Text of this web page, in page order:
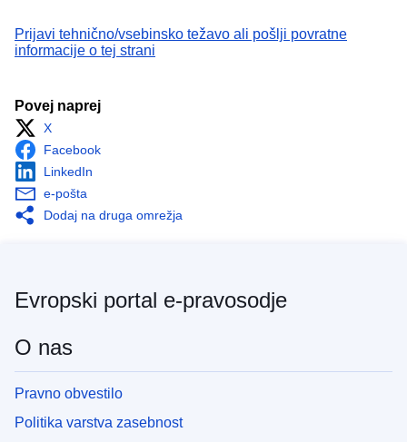
Prijavi tehnično/vsebinsko težavo ali pošlji povratne
informacije o tej strani
Povej naprej
X
Facebook
LinkedIn
e-pošta
Dodaj na druga omrežja
Evropski portal e-pravosodje
O nas
Pravno obvestilo
Politika varstva zasebnost